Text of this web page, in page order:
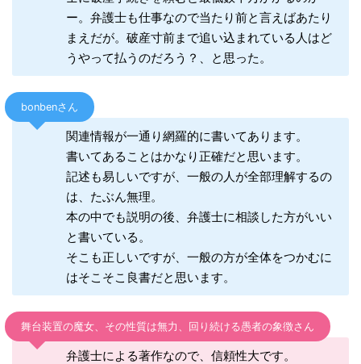
ー。弁護士も仕事なので当たり前と言えばあたり
まえだが。破産寸前まで追い込まれている人はど
うやって払うのだろう？、と思った。
bonbenさん
関連情報が一通り網羅的に書いてあります。
書いてあることはかなり正確だと思います。
記述も易しいですが、一般の人が全部理解するの
は、たぶん無理。
本の中でも説明の後、弁護士に相談した方がいい
と書いている。
そこも正しいですが、一般の方が全体をつかむに
はそこそこ良書だと思います。
舞台装置の魔女、その性質は無力、回り続ける愚者の象徴さん
弁護士による著作なので、信頼性大です。